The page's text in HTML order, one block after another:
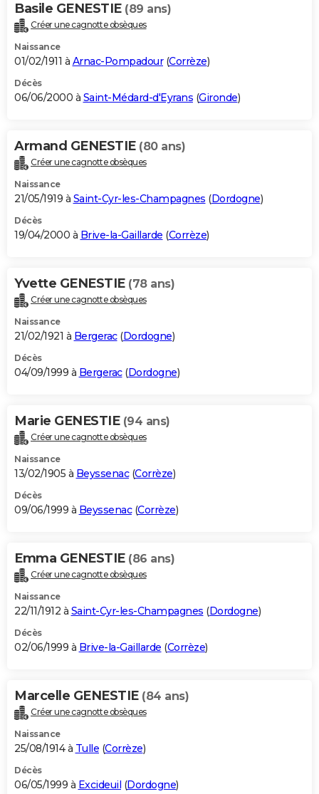
Basile GENESTIE (89 ans)
Créer une cagnotte obsèques
Naissance
01/02/1911 à Arnac-Pompadour(Corrèze)
Décès
06/06/2000 à Saint-Médard-d'Eyrans (Gironde)
Armand GENESTIE (80 ans)
Créer une cagnotte obsèques
Naissance
21/05/1919 à Saint-Cyr-les-Champagnes (Dordogne)
Décès
19/04/2000 à Brive-la-Gaillarde (Corrèze)
Yvette GENESTIE (78 ans)
Créer une cagnotte obsèques
Naissance
21/02/1921 à Bergerac(Dordogne)
Décès
04/09/1999 à Bergerac(Dordogne)
Marie GENESTIE (94 ans)
Créer une cagnotte obsèques
Naissance
13/02/1905 à Beyssenac(Corrèze)
Décès
09/06/1999 à Beyssenac(Corrèze)
Emma GENESTIE (86 ans)
Créer une cagnotte obsèques
Naissance
22/11/1912 à Saint-Cyr-les-Champagnes (Dordogne)
Décès
02/06/1999 à Brive-la-Gaillarde (Corrèze)
Marcelle GENESTIE (84 ans)
Créer une cagnotte obsèques
Naissance
25/08/1914 à Tulle (Corrèze)
Décès
06/05/1999 à Excideuil (Dordogne)